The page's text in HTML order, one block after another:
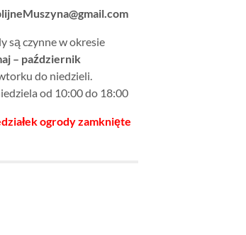
są czynne w okresie
– październik
do niedzieli.
od 10:00 do 18:00
ogrody zamknięte